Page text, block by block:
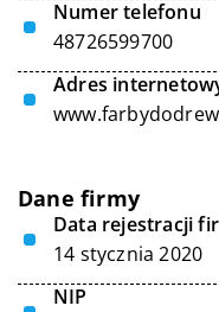
Numer telefonu
48726599700
Adres
Dane firmy
Data rejestracji
14 stycznia 2020
NIP